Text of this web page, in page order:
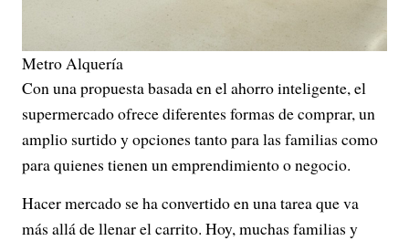
Metro Alquería
Con una propuesta basada en el ahorro inteligente, el
supermercado ofrece diferentes formas de comprar, un
amplio surtido y opciones tanto para las familias como
para quienes tienen un emprendimiento o negocio.
Hacer mercado se ha convertido en una tarea que va
más allá de llenar el carrito. Hoy, muchas familias y